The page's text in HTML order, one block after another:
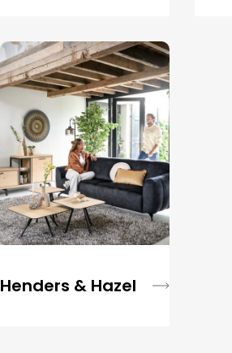
Henders & Hazel